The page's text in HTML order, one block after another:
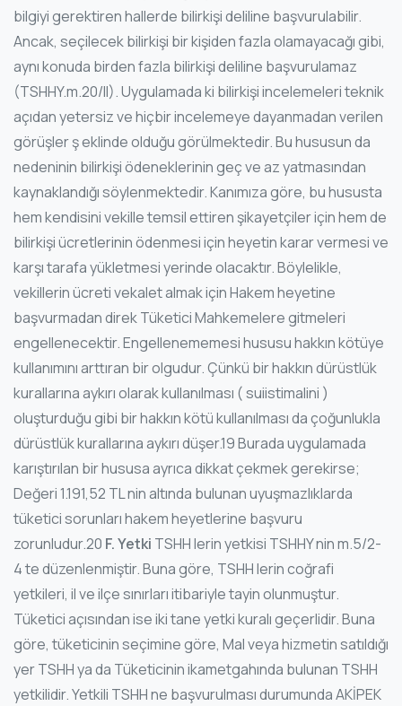
bilgiyi gerektiren hallerde bilirkişi deliline başvurulabilir.
Ancak, seçilecek bilirkişi bir kişiden fazla olamayacağı gibi,
aynı konuda birden fazla bilirkişi deliline başvurulamaz
(TSHHY.m.20/II). Uygulamada ki bilirkişi incelemeleri teknik
açıdan yetersiz ve hiçbir incelemeye dayanmadan verilen
görüşler ş eklinde olduğu görülmektedir. Bu hususun da
nedeninin bilirkişi ödeneklerinin geç ve az yatmasından
kaynaklandığı söylenmektedir. Kanımıza göre, bu hususta
hem kendisini vekille temsil ettiren şikayetçiler için hem de
bilirkişi ücretlerinin ödenmesi için heyetin karar vermesi ve
karşı tarafa yükletmesi yerinde olacaktır. Böylelikle,
vekillerin ücreti vekalet almak için Hakem heyetine
başvurmadan direk Tüketici Mahkemelere gitmeleri
engellenecektir. Engellenememesi hususu hakkın kötüye
kullanımını arttıran bir olgudur. Çünkü bir hakkın dürüstlük
kurallarına aykırı olarak kullanılması ( suiistimalini )
oluşturduğu gibi bir hakkın kötü kullanılması da çoğunlukla
dürüstlük kurallarına aykırı düşer.19 Burada uygulamada
karıştırılan bir hususa ayrıca dikkat çekmek gerekirse;
Değeri 1.191,52 TL nin altında bulunan uyuşmazlıklarda
tüketici sorunları hakem heyetlerine başvuru
zorunludur.20 F. Yetki TSHH lerin yetkisi TSHHY nin m.5/2-
4 te düzenlenmiştir. Buna göre, TSHH lerin coğrafi
yetkileri, il ve ilçe sınırları itibariyle tayin olunmuştur.
Tüketici açısından ise iki tane yetki kuralı geçerlidir. Buna
göre, tüketicinin seçimine göre, Mal veya hizmetin satıldığı
yer TSHH ya da Tüketicinin ikametgahında bulunan TSHH
yetkilidir. Yetkili TSHH ne başvurulması durumunda AKİPEK